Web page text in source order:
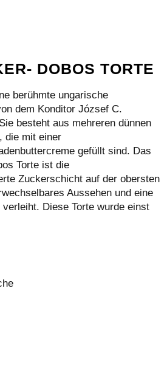
DOBOS TORTE
berühmte ungarische
dem Konditor József C.
besteht aus mehreren dünnen
die mit einer
gefüllt sind. Das
Torte ist die
Zuckerschicht auf der obersten
Aussehen und eine
Diese Torte wurde einst